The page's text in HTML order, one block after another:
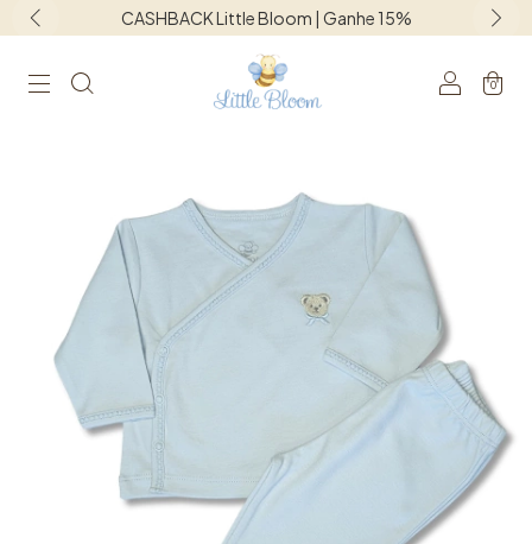
15% Frete grátis para o Sudeste acima de
0